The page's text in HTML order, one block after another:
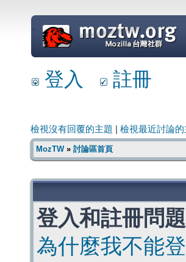
=
登入 註冊
檢視沒有回覆的主題 檢視最近討論的
MozTW» 討論區首頁
登入和註冊問題
為什麼我不能